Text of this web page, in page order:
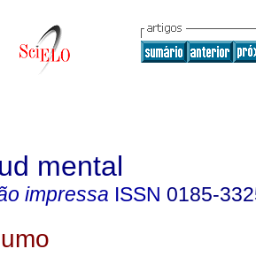
mental
impressa ISSN 0185-